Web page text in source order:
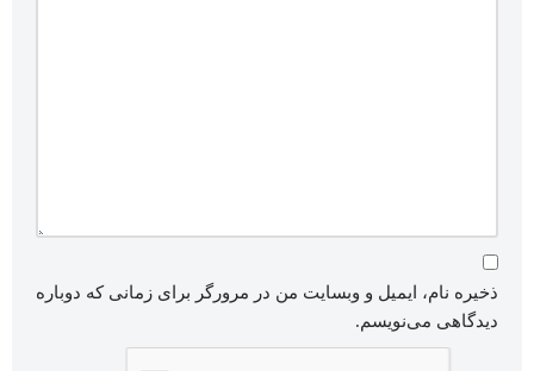
ذخیره نام، ایمیل و وبسایت من در مرورگر برای زمانی که دوباره
دیدگاهی می‌نویسم.